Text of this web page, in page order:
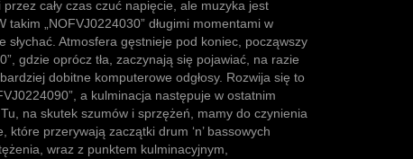
cały czas czuć napięcie, ale muzyka jest
takim „NOFVJ0224030” długimi momentami w
słychać. Atmosfera gęstnieje pod koniec, począwszy
gdzie oprócz tła, zaczynają się pojawiać, na razie
dobitne komputerowe odgłosy. Rozwija się to
a kulminacja następuje w ostatnim
Tu, na skutek szumów i sprzężeń, mamy do czynienia
które przerywają zaczątki drum ‘n’ bassowych
wraz z punktem kulminacyjnym,